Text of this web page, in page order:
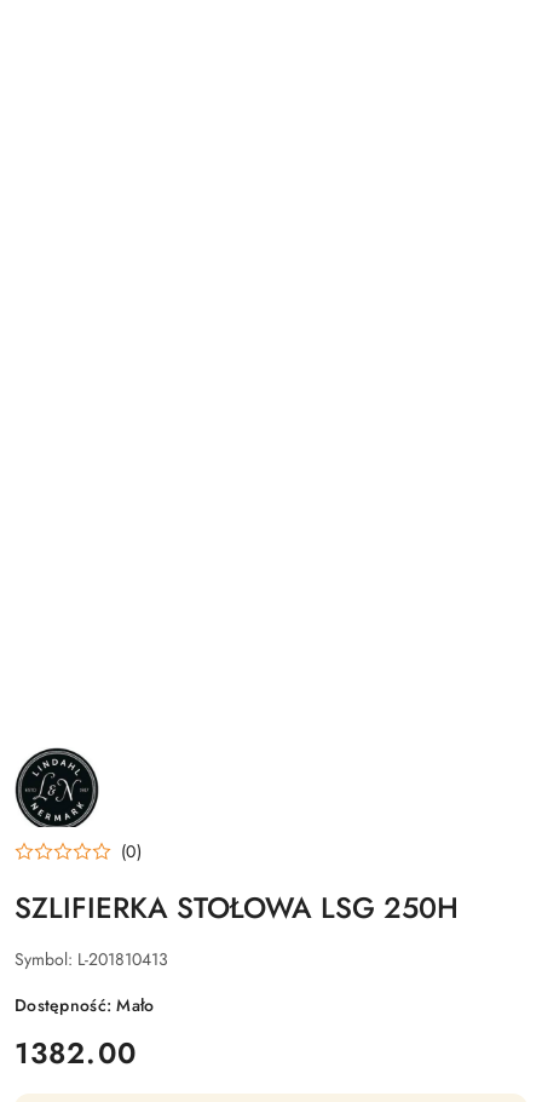
NAZWA
PRODUCENTA:
L&N
(0)
SZLIFIERKA STOŁOWA LSG 250H
Symbol: L-201810413
Dostępność:Mało
cena:
1382.00